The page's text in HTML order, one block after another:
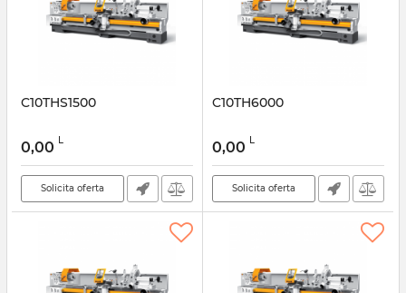
C10THS1500
0,00 L
Solicita oferta
C10TH6000
0,00 L
Solicita oferta